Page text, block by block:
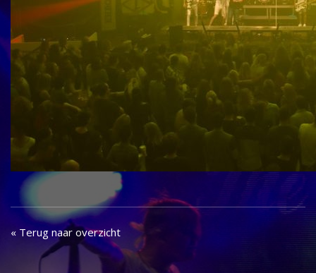
« Terug naar overzicht